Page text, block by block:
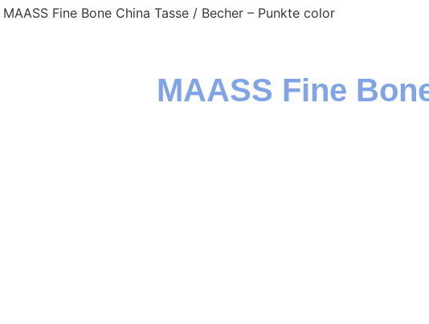
MAASS Fine Bone China Tasse / Becher – Punkte color
MAASS Fine